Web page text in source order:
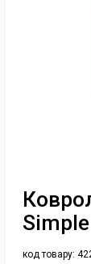
код товару: